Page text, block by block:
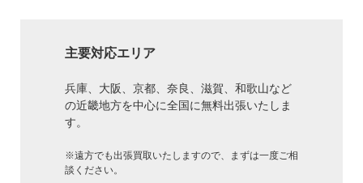
主要対応エリア
兵庫、大阪、京都、奈良、滋賀、和歌山など
の近畿地方を中心に全国に無料出張いたしま
す。
※遠方でも出張買取いたしますので、まずは一度ご相
談ください。